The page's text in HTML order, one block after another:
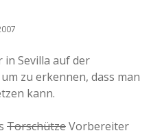
in Sevilla auf der
zu erkennen, dass man
kann.
TorschützeVorbereiter